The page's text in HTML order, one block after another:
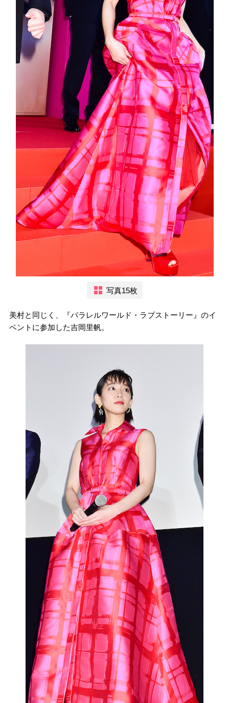
写真15枚
美村と同じく、『パラレルワールド・ラブストーリー』のイ
ベントに参加した吉岡里帆。